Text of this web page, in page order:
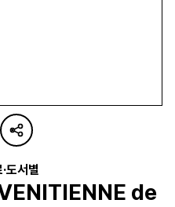
도서별
de